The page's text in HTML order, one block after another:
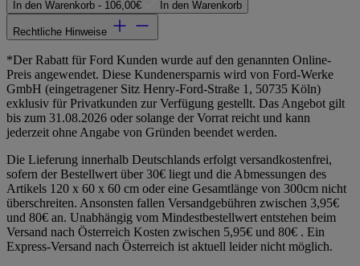
In den Warenkorb - 106,00€ In den Warenkorb
Rechtliche Hinweise
*Der Rabatt für Ford Kunden wurde auf den genannten Online-
Preis angewendet. Diese Kundenersparnis wird von Ford-Werke
GmbH (eingetragener Sitz Henry-Ford-Straße 1, 50735 Köln)
exklusiv für Privatkunden zur Verfügung gestellt. Das Angebot gilt
bis zum 31.08.2026 oder solange der Vorrat reicht und kann
jederzeit ohne Angabe von Gründen beendet werden.
Die Lieferung innerhalb Deutschlands erfolgt versandkostenfrei,
sofern der Bestellwert über 30€ liegt und die Abmessungen des
Artikels 120 x 60 x 60 cm oder eine Gesamtlänge von 300cm nicht
überschreiten. Ansonsten fallen Versandgebühren zwischen 3,95€
und 80€ an. Unabhängig vom Mindestbestellwert entstehen beim
Versand nach Österreich Kosten zwischen 5,95€ und 80€ . Ein
Express-Versand nach Österreich ist aktuell leider nicht möglich.